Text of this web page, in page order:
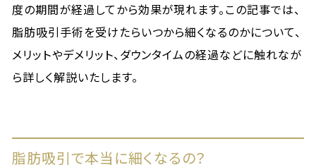
度の期間が経過してから効果が現れます。この記事では、
脂肪吸引手術を受けたらいつから細くなるのかについて、
メリットやデメリット、ダウンタイムの経過などに触れなが
ら詳しく解説いたします。
脂肪吸引で本当に細くなるの？